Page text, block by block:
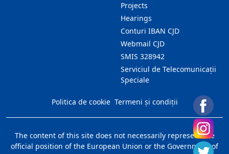
Projects
Hearings
Conturi IBAN CJD
Webmail CJD
SMIS 328942
Serviciul de Telecomunicații
Speciale
Politica de cookie Termeni și condiții
The content of this site does not necessarily represent the
official position of the European Union or the Government of